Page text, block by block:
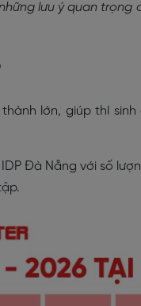
lưu ý quan trọng
lớn, giúp thí
Đà Nẵng với số